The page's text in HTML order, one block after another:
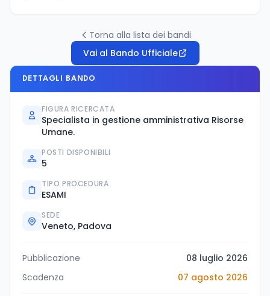
Torna alla lista dei bandi
Vai al Bando Ufficiale
DETTAGLI BANDO
FIGURA RICERCATA
Specialista in gestione amministrativa Risorse
Umane.
POSTI DISPONIBILI
5
TIPO PROCEDURA
ESAMI
SEDE
Veneto, Padova
Pubblicazione
08 luglio 2026
Scadenza
07 agosto 2026